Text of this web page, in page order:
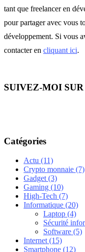
tant que freelancer en
pour partager avec vous
développement. Si vous
contacter en cliquant ici.
SUIVEZ-MOI
Catégories
Actu (11)
Crypto monnaie (7)
Gadget (3)
Gaming (10)
High-Tech (7)
Informatique (20)
Laptop (4)
Sécurité
Software (5)
Internet (15)
Smartphone (12)